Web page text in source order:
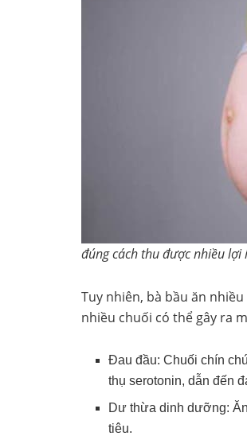
đúng cách thu được nhiều lợi
Tuy nhiên, bà bầu ăn
nhiều chuối có thể gây ra
Đau đầu: Chuối chín
thụ serotonin, dẫn đến
Dư thừa dinh dưỡng:
tiêu.